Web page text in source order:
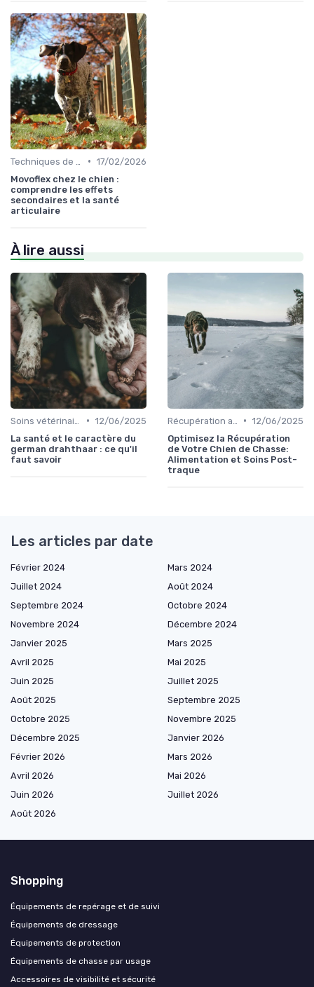
• 17/02/2026
Movoflex chez le chien :
comprendre les effets
secondaires et la santé
articulaire
À lire aussi
• 12/06/2025
La santé et le caractère du
german drahthaar : ce qu'il
faut savoir
• 12/06/2025
Optimisez la Récupération
de Votre Chien de Chasse:
Alimentation et Soins Post-
traque
Les articles par date
Février 2024
Mars 2024
Juillet 2024
Août 2024
Septembre 2024
Octobre 2024
Novembre 2024
Décembre 2024
Janvier 2025
Mars 2025
Avril 2025
Mai 2025
Juin 2025
Juillet 2025
Août 2025
Septembre 2025
Octobre 2025
Novembre 2025
Décembre 2025
Janvier 2026
Février 2026
Mars 2026
Avril 2026
Mai 2026
Juin 2026
Juillet 2026
Août 2026
Shopping
Équipements de repérage et de suivi
Équipements de dressage
Équipements de protection
Équipements de chasse par usage
Accessoires de visibilité et sécurité